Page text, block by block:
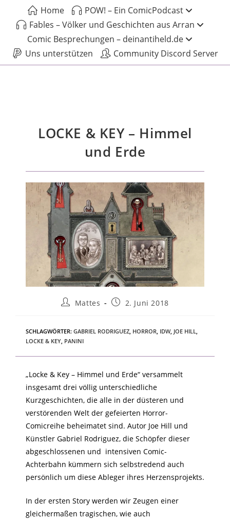
Home
POW! – Ein ComicPodcast
Fables – Völker und Geschichten aus Arran
Comic Besprechungen – deinantiheld.de
Uns unterstützen
Community Discord Server
LOCKE & KEY – Himmel
und Erde
Mattes 2. Juni 2018
SCHLAGWÖRTER: GABRIEL RODRIGUEZ, HORROR, IDW, JOE HILL,
LOCKE & KEY, PANINI
„Locke & Key – Himmel und Erde“ versammelt
insgesamt drei völlig unterschiedliche
Kurzgeschichten, die alle in der düsteren und
verstörenden Welt der gefeierten Horror-
Comicreihe beheimatet sind. Autor Joe Hill und
Künstler Gabriel Rodriguez, die Schöpfer dieser
abgeschlossenen und intensiven Comic-
Achterbahn kümmern sich selbstredend auch
persönlich um diese Ableger ihres Herzensprojekts.
In der ersten Story werden wir Zeugen einer
gleichermaßen tragischen, wie auch